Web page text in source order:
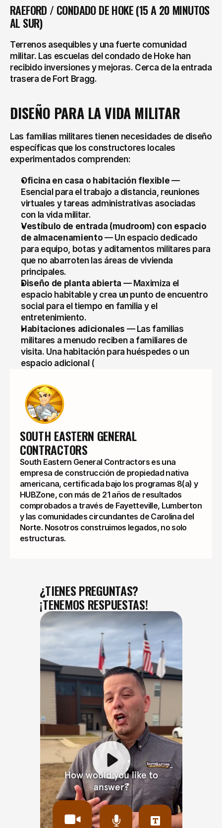
RAEFORD / CONDADO DE HOKE (15 A 20 MINUTOS
AL SUR)
Terrenos asequibles y una fuerte comunidad
militar. Las escuelas del condado de Hoke han
recibido inversiones y mejoras. Cerca de la entrada
trasera de Fort Bragg.
DISEÑO PARA LA VIDA MILITAR
Las familias militares tienen necesidades de diseño
específicas que los constructores locales
experimentados comprenden:
Oficina en casa o habitación flexible —
Esencial para el trabajo a distancia, reuniones
virtuales y tareas administrativas asociadas
con la vida militar.
Vestíbulo de entrada (mudroom) con espacio
de almacenamiento — Un espacio dedicado
para equipo, botas y aditamentos militares para
que no abarroten las áreas de vivienda
principales.
Diseño de planta abierta — Maximiza el
espacio habitable y crea un punto de encuentro
social para el tiempo en familia y el
entretenimiento.
Habitaciones adicionales — Las familias
militares a menudo reciben a familiares de
visita. Una habitación para huéspedes o un
espacio adicional (
SOUTH EASTERN GENERAL
CONTRACTORS
South Eastern General Contractors es una
empresa de construcción de propiedad nativa
americana, certificada bajo los programas 8(a) y
HUBZone, con más de 21 años de resultados
comprobados a través de Fayetteville, Lumberton
y las comunidades circundantes de Carolina del
Norte. Nosotros construimos legados, no solo
estructuras.
¿TIENES PREGUNTAS?
¡TENEMOS RESPUESTAS!